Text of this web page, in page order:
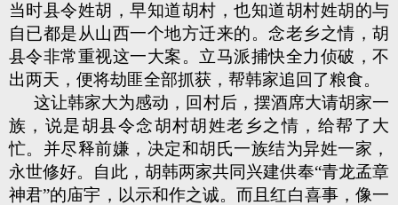
当时县令姓胡，早知道胡村，也知道胡村姓胡的与
自已都是从山西一个地方迁来的。念老乡之情，胡
县令非常重视这一大案。立马派捕快全力侦破，不
出两天，便将劫匪全部抓获，帮韩家追回了粮食。
这让韩家大为感动，回村后，摆酒席大请胡家一
族，说是胡县令念胡村胡姓老乡之情，给帮了大
忙。并尽释前嫌，决定和胡氏一族结为异姓一家，
永世修好。自此，胡韩两家共同兴建供奉“青龙孟章
神君”的庙宇，以示和作之诚。而且红白喜事，像一